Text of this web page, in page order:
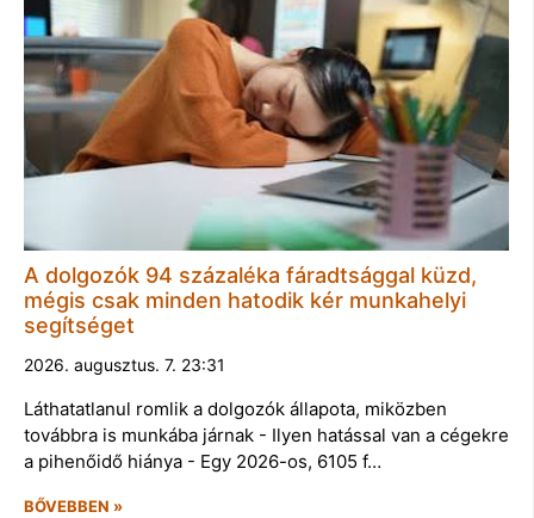
A dolgozók 94 százaléka fáradtsággal küzd,
mégis csak minden hatodik kér munkahelyi
segítséget
2026. augusztus. 7. 23:31
Láthatatlanul romlik a dolgozók állapota, miközben
továbbra is munkába járnak - Ilyen hatással van a cégekre
a pihenőidő hiánya - Egy 2026-os, 6105 f…
BŐVEBBEN »